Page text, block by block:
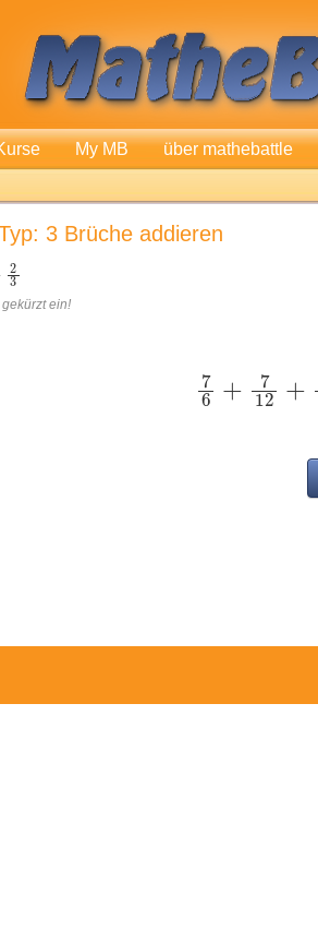
My MB über mathebattle
3 Brüche addieren
ein!